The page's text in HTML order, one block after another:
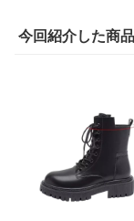
今回紹介した商